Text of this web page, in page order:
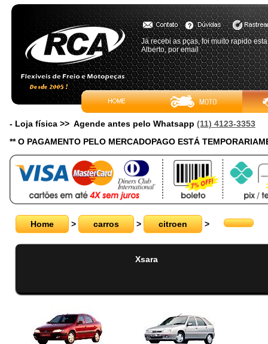
Já recebi as pças, foi muito rapido
Alberto, por email
- Loja física >> Agende antes pelo Whatsapp (11) 4123-3353
** O PAGAMENTO PELO MERCADOPAGO ESTÁ
Home > carros > citroen >
Xsara